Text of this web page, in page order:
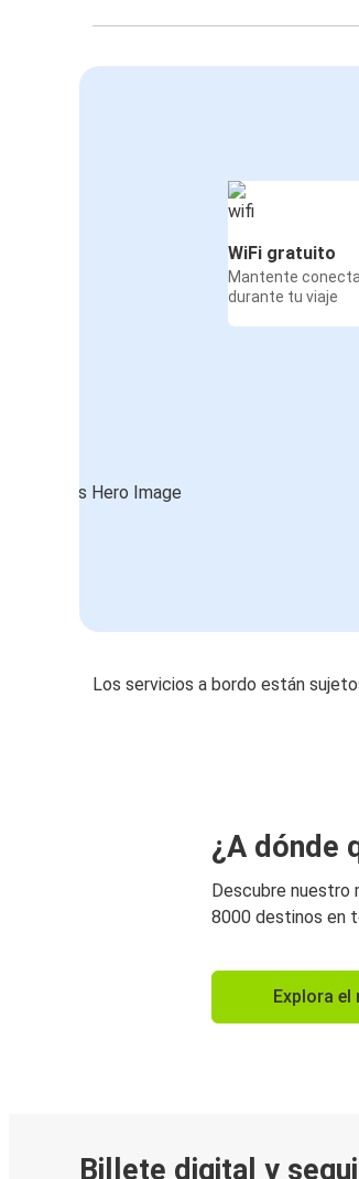
WiFi gratuito
Mantente
durante tu viaje
Los servicios a bordo están
¿A dónde
Descubre nuestro
8000 destinos en
Explora el
Billete digital y